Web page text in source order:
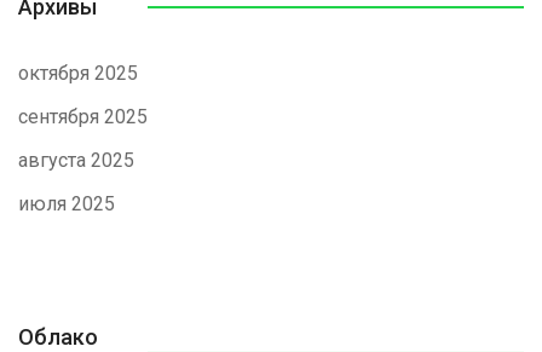
Архивы
октября 2025
сентября 2025
августа 2025
июля 2025
Облако